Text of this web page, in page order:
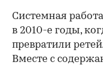
Системная
в 2010-е годы,
превратили
Вместе с